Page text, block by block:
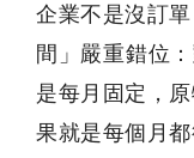
企業不是沒訂
間」嚴重錯位
是每月固定，
果就是每個月